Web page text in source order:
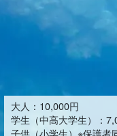
大人： 10,000円
学生（中高大学生）：
子供（小学生）※保護者